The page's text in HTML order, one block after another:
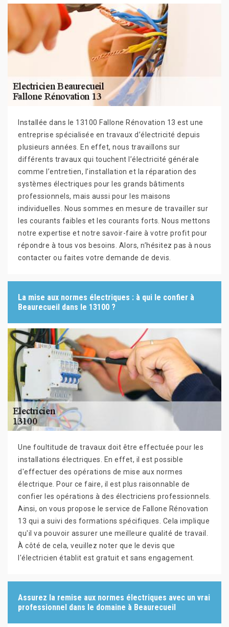
Installée dans le 13100 Fallone Rénovation 13 est une
entreprise spécialisée en travaux d’électricité depuis
plusieurs années. En effet, nous travaillons sur
différents travaux qui touchent l’électricité générale
comme l’entretien, l’installation et la réparation des
systèmes électriques pour les grands bâtiments
professionnels, mais aussi pour les maisons
individuelles. Nous sommes en mesure de travailler sur
les courants faibles et les courants forts. Nous mettons
notre expertise et notre savoir-faire à votre profit pour
répondre à tous vos besoins. Alors, n’hésitez pas à nous
contacter ou faites votre demande de devis.
La mise aux normes électriques : à qui le confier à
Beaurecueil dans le 13100 ?
Une foultitude de travaux doit être effectuée pour les
installations électriques. En effet, il est possible
d'effectuer des opérations de mise aux normes
électrique. Pour ce faire, il est plus raisonnable de
confier les opérations à des électriciens professionnels.
Ainsi, on vous propose le service de Fallone Rénovation
13 qui a suivi des formations spécifiques. Cela implique
qu'il va pouvoir assurer une meilleure qualité de travail.
À côté de cela, veuillez noter que le devis que
l'électricien établit est gratuit et sans engagement.
Assurez la remise aux normes électriques avec un vrai
professionnel dans le domaine à Beaurecueil